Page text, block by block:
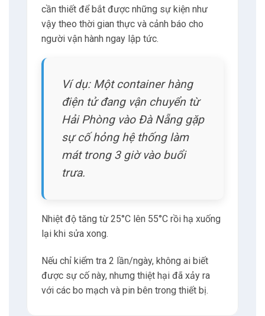
Linh kiện điện tử đặc biệt nhạy cảm với sốc
nhiệt.
ngoài phạm vi quy định cũng có thể gây ra
khuyết tật tiềm ẩn.
Từ đó trở thành hỏng hóc sớm vài tháng sau khi
lắp đặt.
Tính dễ tổn thương này khiến giám sát môi
trường liên tục trở thành yêu cầu bắt buộc thay
vì tùy chọn trong logistics điện tử.
Cảm biến EYE Sensors EN12830 đáp ứng nhu
cầu quan trọng này thông qua công nghệ
Bluetooth® Low Energy (BLE).
Đây là công nghệ giúp phát dữ liệu tự động liên
tục suốt hành trình vận chuyển.